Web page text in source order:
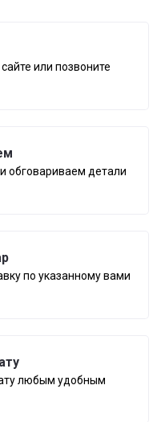
или позвоните
обговариваем детали
по указанному вами
любым удобным